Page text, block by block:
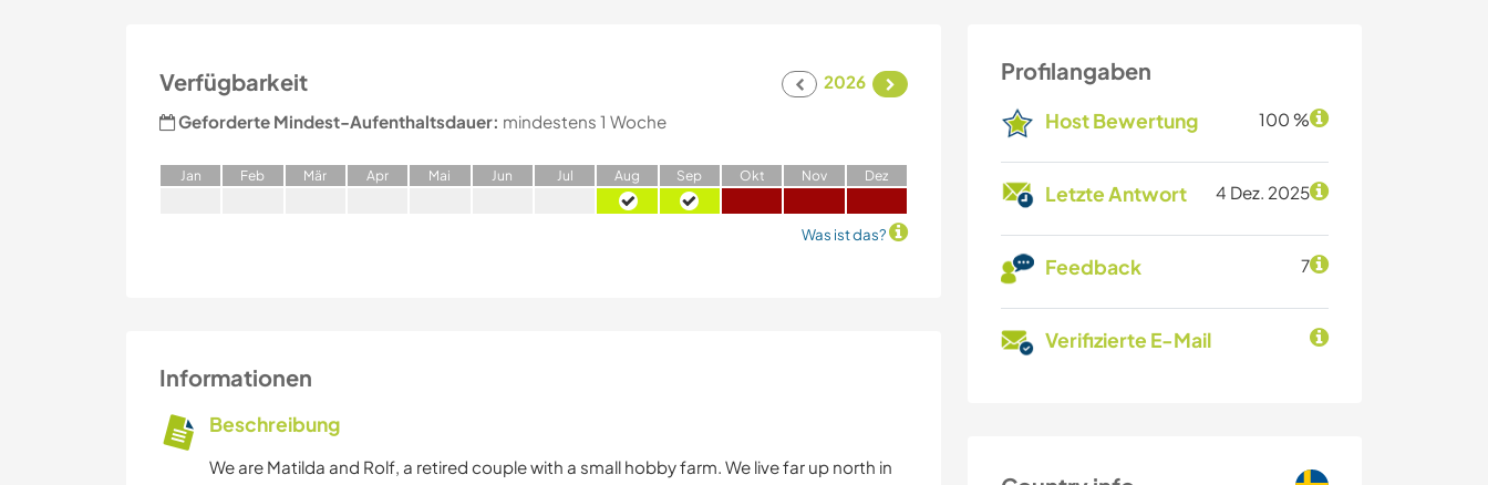
Profilangaben
Host Bewertung 100 %
Letzte Antwort 4 Dez. 2025
Feedback 7
Verifizierte E-Mail
Verfügbarkeit
2026
Geforderte Mindest-Aufenthaltsdauer: mindestens 1 Woche
Jan Feb Mär Apr Mai Jun Jul Aug Sep Okt Nov Dez
Was ist das?
Informationen
Beschreibung
We are Matilda and Rolf, a retired couple with a small hobby farm. We live far up north in